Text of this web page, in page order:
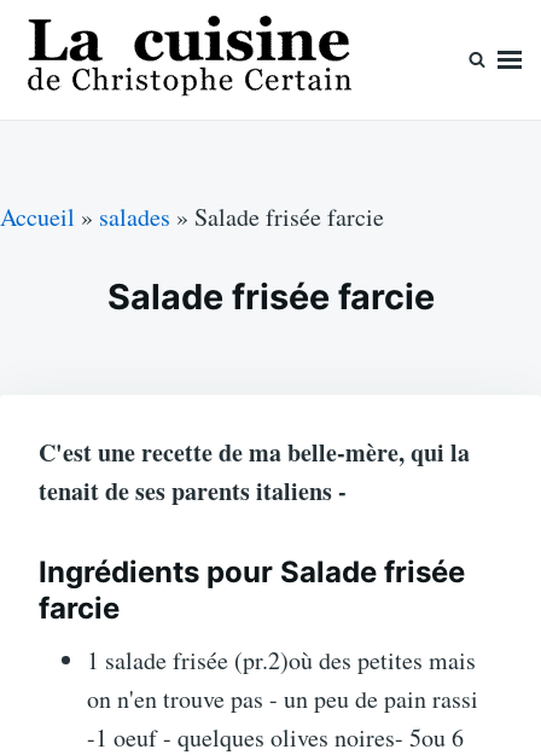
Skip
content
Search
for:
Accueil » salades » Salade frisée farcie
Salade frisée farcie
C'est une recette de ma belle-mère, qui la
tenait de ses parents italiens -
Ingrédients pour Salade frisée
farcie
1 salade frisée (pr.2)où des petites mais
on n'en trouve pas - un peu de pain rassi
-1 oeuf - quelques olives noires- 5ou 6